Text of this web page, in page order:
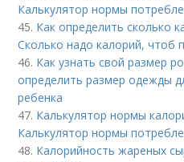
Калькулятор нормы
45. Как определить сколько
Сколько надо калорий, чтоб
46. Как узнать свой размер
определить размер одежды
ребенка
47. Калькулятор нормы
Калькулятор нормы
48. Калорийность жареных